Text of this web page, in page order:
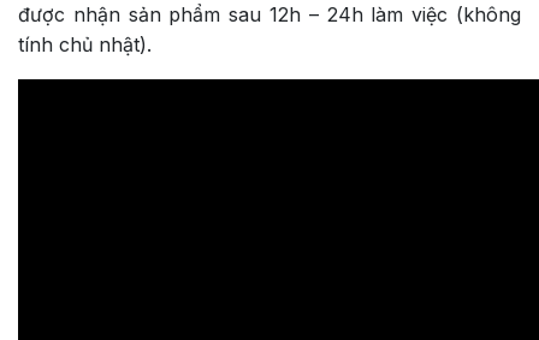
được nhận sản phẩm sau 12h – 24h làm việc (không
tính chủ nhật).